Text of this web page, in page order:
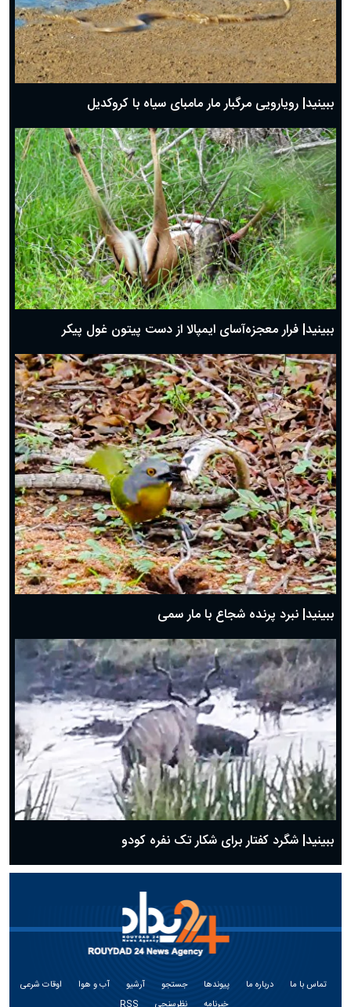
ببینید| رویارویی مرگبار مار مامبای سیاه با کروکدیل
ببینید| فرار معجزه‌آسای ایمپالا از دست پیتون غول پیکر
ببینید| نبرد پرنده شجاع با مار سمی
ببینید| شگرد کفتار برای شکار تک نفره کودو
تماس با ما درباره ما پیوندها جستجو آرشیو آب و هوا
اوقات شرعی